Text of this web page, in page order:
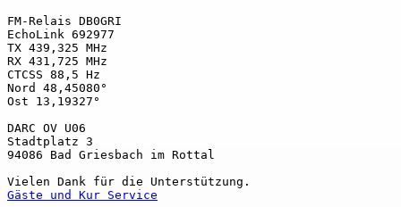
FM-Relais DB0GRI
EchoLink 692977
TX 439,325 MHz
RX 431,725 MHz
CTCSS 88,5 Hz
Nord 48,45080°
Ost 13,19327°
DARC OV U06
Stadtplatz 3
94086 Bad Griesbach im Rottal
Gäste und Kur Service